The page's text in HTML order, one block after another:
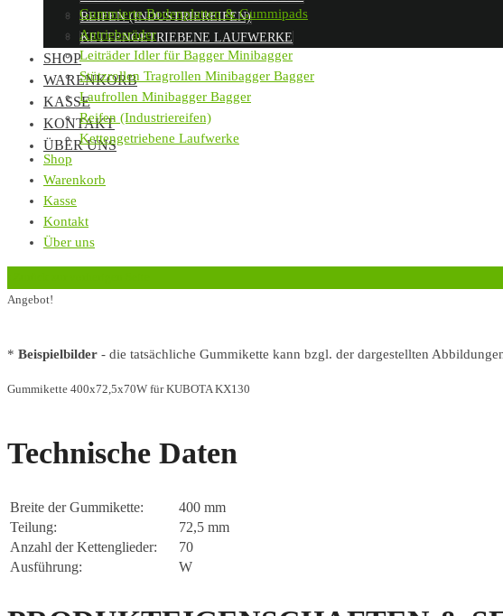
REIFEN (INDUSTRIEREIFEN)
KETTENGETRIEBENE LAUFWERKE
SHOP
WARENKORB
KASSE
KONTAKT
ÜBER UNS
Gummierte Bodenplatten & Gummipads
Antriebsräder
Leiträder Idler für Bagger Minibagger
Stützrollen Tragrollen Minibagger Bagger
Laufrollen Minibagger Bagger
Reifen (Industriereifen)
Kettengetriebene Laufwerke
Shop
Warenkorb
Kasse
Kontakt
Über uns
Angebot!
* Beispielbilder - die tatsächliche Gummikette kann bzgl. der dargestellten
Gummikette 400x72,5x70W für KUBOTA KX130
Technische Daten
Breite der Gummikette:
400 mm
Teilung:
72,5 mm
Anzahl der Kettenglieder:
70
Ausführung:
W